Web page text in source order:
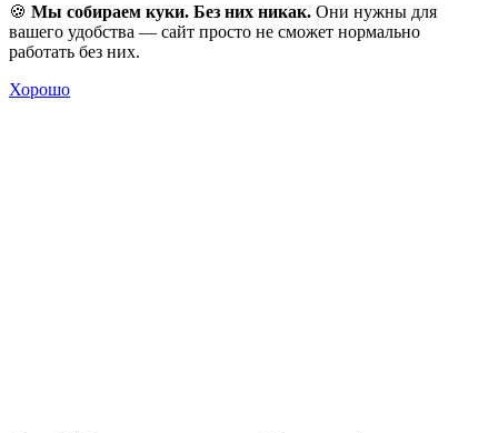
🍪 Мы собираем куки. Без них никак. Они нужны для
вашего удобства — сайт просто не сможет нормально
работать без них.
Хорошо